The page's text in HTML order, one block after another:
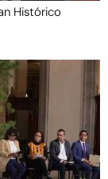
Histórico